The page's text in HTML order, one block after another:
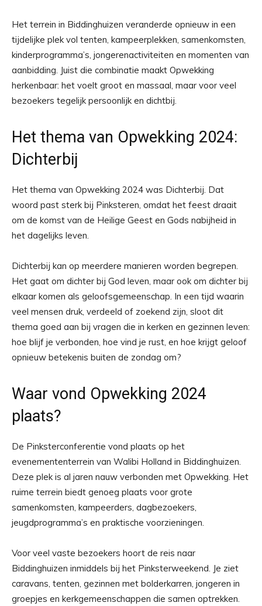
Het terrein in Biddinghuizen veranderde opnieuw in een
tijdelijke plek vol tenten, kampeerplekken, samenkomsten,
kinderprogramma’s, jongerenactiviteiten en momenten van
aanbidding. Juist die combinatie maakt Opwekking
herkenbaar: het voelt groot en massaal, maar voor veel
bezoekers tegelijk persoonlijk en dichtbij.
Het thema van Opwekking 2024:
Dichterbij
Het thema van Opwekking 2024 was Dichterbij. Dat
woord past sterk bij Pinksteren, omdat het feest draait
om de komst van de Heilige Geest en Gods nabijheid in
het dagelijks leven.
Dichterbij kan op meerdere manieren worden begrepen.
Het gaat om dichter bij God leven, maar ook om dichter bij
elkaar komen als geloofsgemeenschap. In een tijd waarin
veel mensen druk, verdeeld of zoekend zijn, sloot dit
thema goed aan bij vragen die in kerken en gezinnen leven:
hoe blijf je verbonden, hoe vind je rust, en hoe krijgt geloof
opnieuw betekenis buiten de zondag om?
Waar vond Opwekking 2024
plaats?
De Pinksterconferentie vond plaats op het
evenemententerrein van Walibi Holland in Biddinghuizen.
Deze plek is al jaren nauw verbonden met Opwekking. Het
ruime terrein biedt genoeg plaats voor grote
samenkomsten, kampeerders, dagbezoekers,
jeugdprogramma’s en praktische voorzieningen.
Voor veel vaste bezoekers hoort de reis naar
Biddinghuizen inmiddels bij het Pinksterweekend. Je ziet
caravans, tenten, gezinnen met bolderkarren, jongeren in
groepjes en kerkgemeenschappen die samen optrekken.